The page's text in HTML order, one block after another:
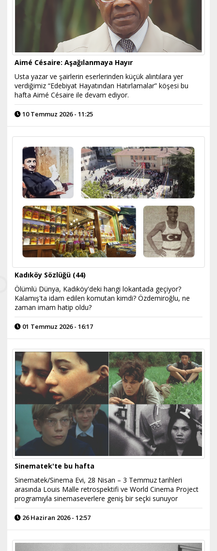
Aimé Césaire: Aşağılanmaya Hayır
Usta yazar ve şairlerin eserlerinden küçük alıntılara yer
verdiğimiz “Edebiyat Hayatından Hatırlamalar” köşesi bu
hafta Aimé Césaire ile devam ediyor.
10 Temmuz 2026 - 11:25
Kadıköy Sözlüğü (44)
Ölümlü Dünya, Kadıköy'deki hangi lokantada geçiyor?
Kalamış'ta idam edilen komutan kimdi? Özdemiroğlu, ne
zaman imam hatip oldu?
01 Temmuz 2026 - 16:17
Sinematek'te bu hafta
Sinematek/Sinema Evi, 28 Nisan – 3 Temmuz tarihleri
arasında Louis Malle retrospektifi ve World Cinema Project
programıyla sinemaseverlere geniş bir seçki sunuyor
26 Haziran 2026 - 12:57